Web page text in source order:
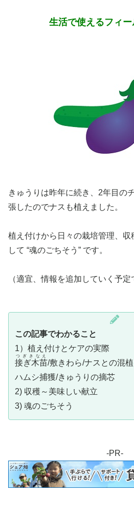
生活で使えるフィー
きゅうりは昨年に続き、2年目の
張したのでナスも植えました。
植え付けから日々の栽培管理、
して “魂のごちそう” です。
（適宜、情報を追加していく予定
この記事でわかること
1）植え付けとケアの実際
接ぎ木苗
つぎきなえ
/敷きわら/ナスとの混
ハムシ捕獲/きゅうりの摘芯
2) 収穫～美味しい献立
3) 魂のごちそう
-PR-